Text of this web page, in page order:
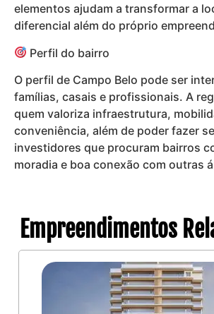
elementos ajudam a transformar a
diferencial além do próprio
Perfil do bairro
O perfil de Campo Belo pode ser
famílias, casais e profissionais. A
quem valoriza infraestrutura,
conveniência, além de poder fazer
investidores que procuram bairros
moradia e boa conexão com outras
Empreendimentos